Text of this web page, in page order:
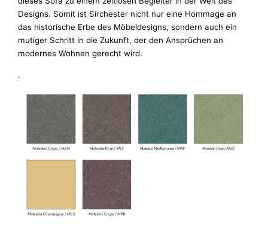
Designs. Somit ist Sirchester nicht nur eine Hommage an
das historische Erbe des Möbeldesigns, sondern auch ein
mutiger Schritt in die Zukunft, der den Ansprüchen an
modernes Wohnen gerecht wird.
.